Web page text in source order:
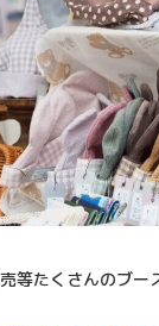
等たくさんのブー